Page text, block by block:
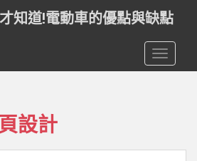
知道!電動車的優點與缺點
設計